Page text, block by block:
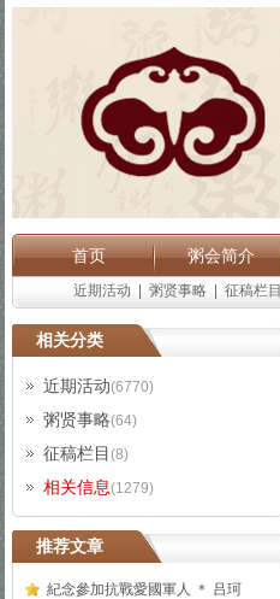
首页 粥会简介
近期活动 粥贤事略 征稿栏目
相关分类
近期活动(6770)
粥贤事略(64)
征稿栏目 (8)
相关信息(1279)
推荐文章
紀念參加抗戰愛國軍人 ＊ 吕珂